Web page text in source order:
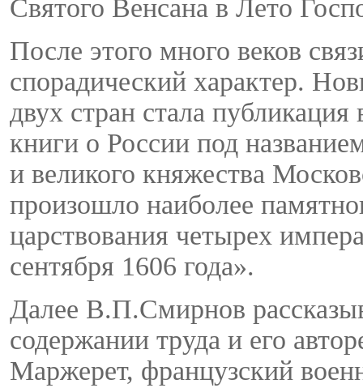
Святого Венсана в Лето
После этого много веков
спорадический характер.
двух стран стала
книги о России под
и великого княжества
произошло наиболее
царствования четырех
сентября 1606 года».
Далее В.П.Смирнов
содержании труда и его
Маржерет, французский